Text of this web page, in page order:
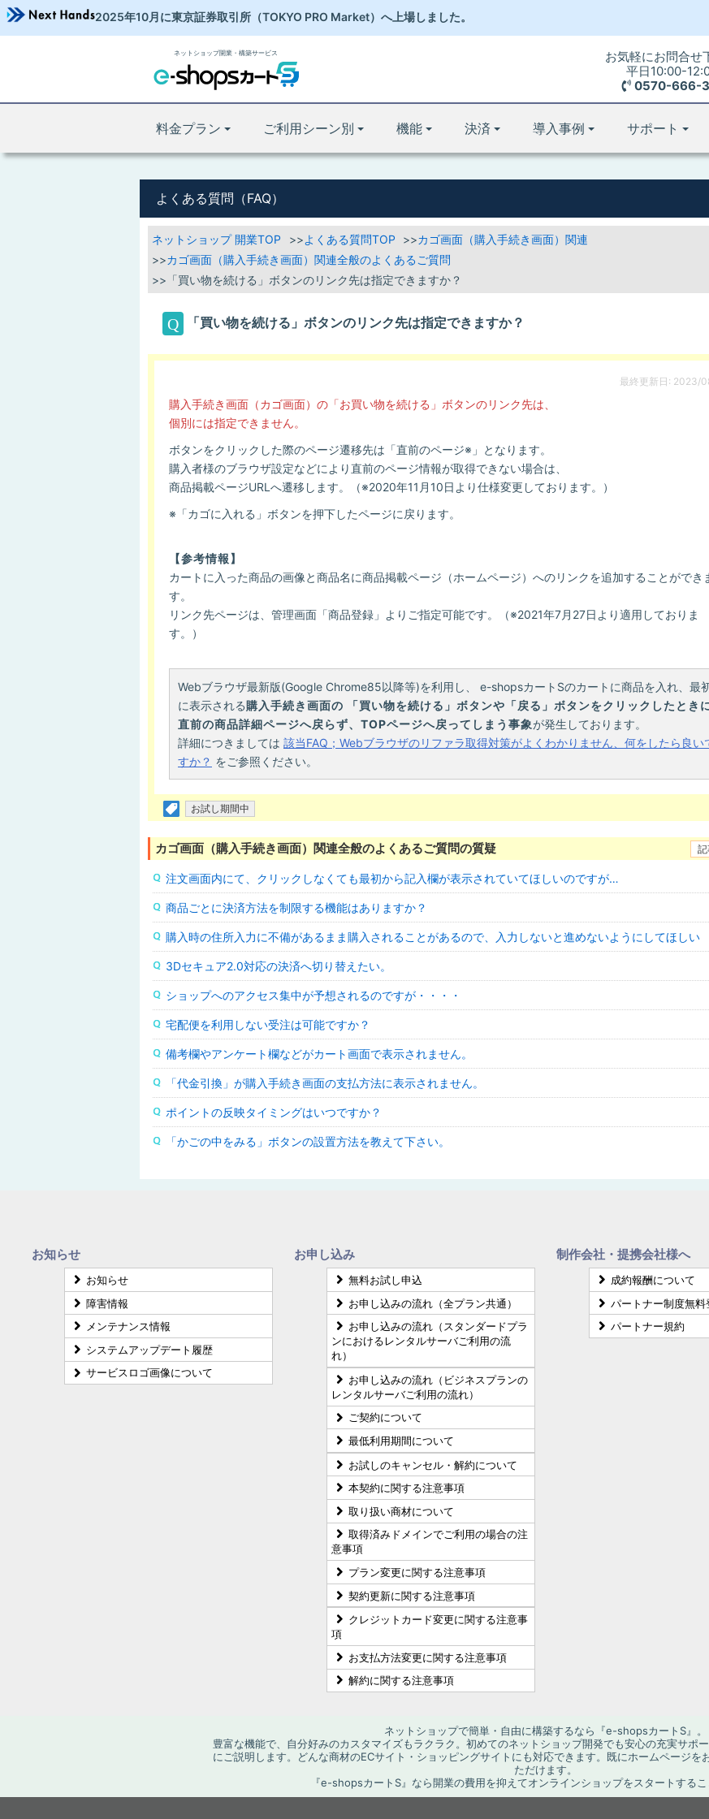
2025年10月に東京証券取引所 （TOKYO PRO Market）へ 上場しました。
ネットショップ開業・構築サービス
お気軽にお問合せ
平日10:00-
0570-666-
料金プラン ご利用シーン別 機能 決済 導入事例 サポート
よくある質問（FAQ）
ネットショップ 開業TOP よくある質問TOP
カゴ画面（購入手続き画面）関連
カゴ画面（購入手続き画面）関連全般のよくあるご質問
「買い物を続ける」ボタンのリンク先は指定できますか？
「買い物を続ける」ボタンのリンク先は指定できますか？
最終更新日: 2023/
購入手続き画面（カゴ画面）の「お買い物を続ける」ボタンのリンク先は、
個別には指定できません。
ボタンをクリックした際のページ遷移先は「直前のページ※」となります。
購入者様のブラウザ設定などにより直前のページ情報が取得できない場合は、
商品掲載ページURLへ遷移します。（※2020年11月10日より仕様変更しております。）
※「カゴに入れる」ボタンを押下したページに戻ります。
【参考情報】
カートに入った商品の画像と商品名に商品掲載ページ（ホームページ）へのリンクを追加することができ
す。
リンク先ページは、管理画面「商品登録」よりご指定可能です。（※2021年7月27日より適用しておりま
す。）
Webブラウザ最新版(Google Chrome85以降等)を利用し、 e-shopsカートSのカートに商品を入れ、最
に表示される購入手続き画面の 「買い物を続ける」ボタンや「戻る」ボタンをクリックしたとき
直前の商品詳細ページへ戻らず、TOPページへ戻ってしまう事象が発生しております。
詳細につきましては 該当FAQ；Webブラウザのリファラ取得対策がよくわかりません、何をしたら良い
すか？ をご参照ください。
お試し期間中
カゴ画面（購入手続き画面）関連全般のよくあるご質問の質疑
注文画面内にて、クリックしなくても最初から記入欄が表示されていてほしいのですが…
商品ごとに決済方法を制限する機能はありますか？
購入時の住所入力に不備があるまま購入されることがあるので、入力しないと進めないようにしてほしい
3Dセキュア2.0対応の決済へ切り替えたい。
ショップへのアクセス集中が予想されるのですが・・・・
宅配便を利用しない受注は可能ですか？
備考欄やアンケート欄などがカート画面で表示されません。
「代金引換」が購入手続き画面の支払方法に表示されません。
ポイントの反映タイミングはいつですか？
「かごの中をみる」ボタンの設置方法を教えて下さい。
お知らせ
お知らせ
障害情報
メンテナンス情報
システムアップデート履歴
サービスロゴ画像について
お申し込み
無料お試し申込
お申し込みの流れ（全プラン共通）
お申し込みの流れ（スタンダードプラ
ンにおけるレンタルサーバご利用の流
れ）
お申し込みの流れ（ビジネスプランの
レンタルサーバご利用の流れ）
ご契約について
最低利用期間について
お試しのキャンセル・解約について
本契約に関する注意事項
取り扱い商材について
取得済みドメインでご利用の場合の注
意事項
プラン変更に関する注意事項
契約更新に関する注意事項
クレジットカード変更に関する注意事
項
お支払方法変更に関する注意事項
解約に関する注意事項
制作会社・提携会社様へ
成約報酬について
パートナー制度無料
パートナー規約
ネットショップで簡単・自由に構築するなら『e-shopsカートS』。
豊富な機能で、自分好みのカスタマイズもラクラク。初めてのネットショップ開発でも安心の充実サポ
にご説明します。どんな商材のECサイト・ショッピングサイトにも対応できます。既にホームページ
ただけます。
『e-shopsカートS』なら開業の費用を抑えてオンラインショップをスタートするこ